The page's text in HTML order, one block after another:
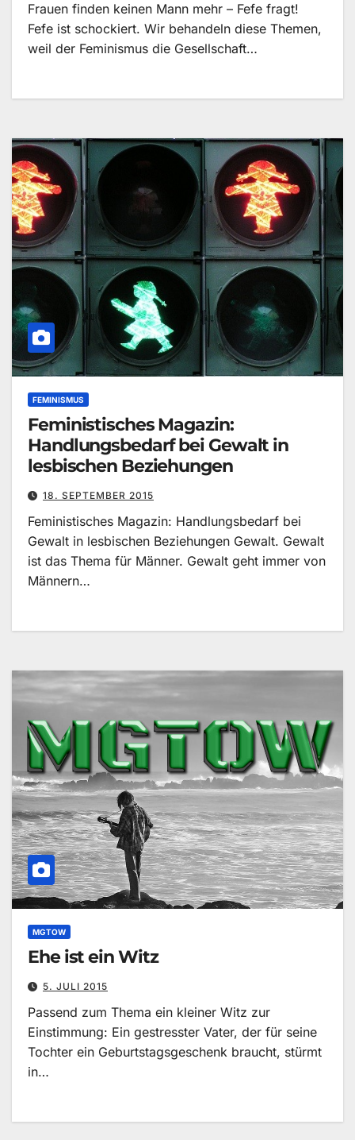
Frauen finden keinen Mann mehr – Fefe fragt!
Fefe ist schockiert. Wir behandeln diese Themen,
weil der Feminismus die Gesellschaft…
FEMINISMUS
Feministisches Magazin:
Handlungsbedarf bei Gewalt in
lesbischen Beziehungen
18. SEPTEMBER 2015
Feministisches Magazin: Handlungsbedarf bei
Gewalt in lesbischen Beziehungen Gewalt. Gewalt
ist das Thema für Männer. Gewalt geht immer von
Männern…
MGTOW
Ehe ist ein Witz
5. JULI 2015
Passend zum Thema ein kleiner Witz zur
Einstimmung: Ein gestresster Vater, der für seine
Tochter ein Geburtstagsgeschenk braucht, stürmt
in…